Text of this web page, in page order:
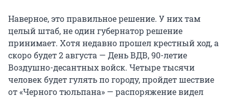
Наверное, это правильное решение. У них там
целый штаб, не один губернатор решение
принимает. Хотя недавно прошел крестный ход, а
скоро будет 2 августа — День ВДВ, 90-летие
Воздушно-десантных войск. Четыре тысячи
человек будет гулять по городу, пройдет шествие
от «Черного тюльпана» — распоряжение видел